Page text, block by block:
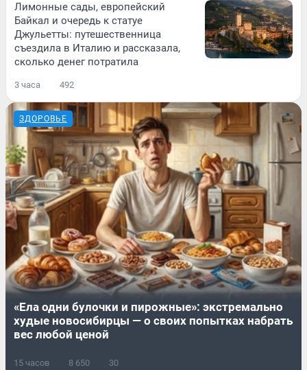
Лимонные сады, европейский
Байкал и очередь к статуе
Джульетты: путешественница
съездила в Италию и рассказала,
сколько денег потратила
3 часа 492
ЗДОРОВЬЕ
«Ела одни булочки и пирожные»: экстремально
худые новосибирцы — о своих попытках набрать
вес любой ценой
15 часов 8 650 30